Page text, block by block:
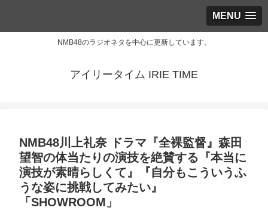
MENU
NMB48のラジオネタを中心に更新しています。
アイリータイム IRIE TIME
NMB48川上礼奈 ドラマ『全裸監督』森田
望智の体当たりの演技を絶賛する『本当に
演技が素晴らしくて』『自分もこういうふ
うな姿に挑戦してみたい』
「SHOWROOM」